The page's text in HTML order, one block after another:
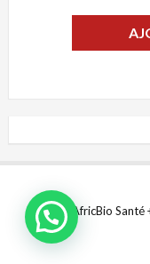
© 2022 AfricBio Santé